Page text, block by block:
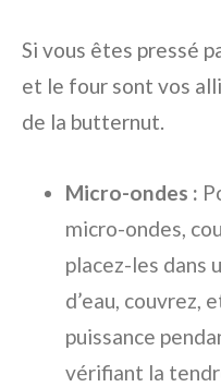
Si vous êtes pressé
et le four sont vos
de la butternut.
Micro-ondes :
micro-ondes,
placez-les dans
d’eau, couvrez,
puissance
vérifiant la